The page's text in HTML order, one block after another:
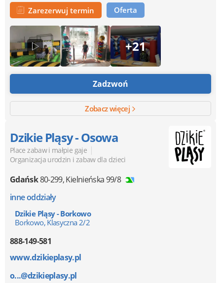
Zarezerwuj termin Oferta
+21
Zadzwoń
Zobacz więcej
Dzikie Pląsy - Osowa
Place zabaw i małpie gaje |
Organizacja urodzin i zabaw dla dzieci
Gdańsk80-299,Kielnieńska 99/8
inne oddziały
Dzikie Pląsy - Borkowo
Borkowo, Klasyczna 2/2
888-149-581
www.dzikieplasy.pl
o...@dzikieplasy.pl